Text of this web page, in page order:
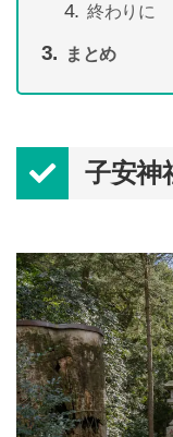
終わりに
まとめ
子安神